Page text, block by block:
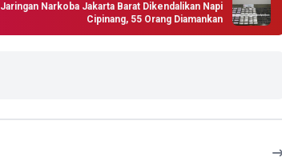
Jaringan Narkoba Jakarta Barat Dikendalikan Napi
Cipinang, 55 Orang Diamankan